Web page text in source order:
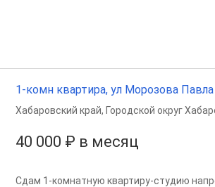
1-комн квартира, ул Морозова
40 000 ₽ в месяц
Хабаровский край, Городской округ
Сдам 1-комнатную квартиру-студию